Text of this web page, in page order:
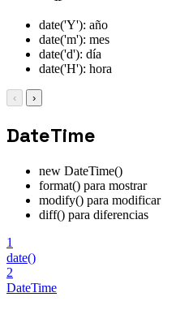
date('Y'): año
date('m'): mes
date('d'): día
date('H'): hora
‹ ›
DateTime
new DateTime()
format() para mostrar
modify() para modificar
diff() para diferencias
1
date()
2
DateTime